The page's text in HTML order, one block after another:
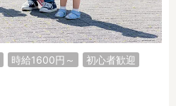
時給1600円～
初心者歓迎
看護師
その他